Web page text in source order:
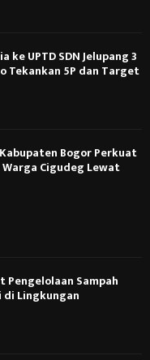
UPTD SDN Jelupang 3
Tekankan 5P dan Target
Bogor Perkuat
Cigudeg Lewat
Pengelolaan Sampah
di Lingkungan